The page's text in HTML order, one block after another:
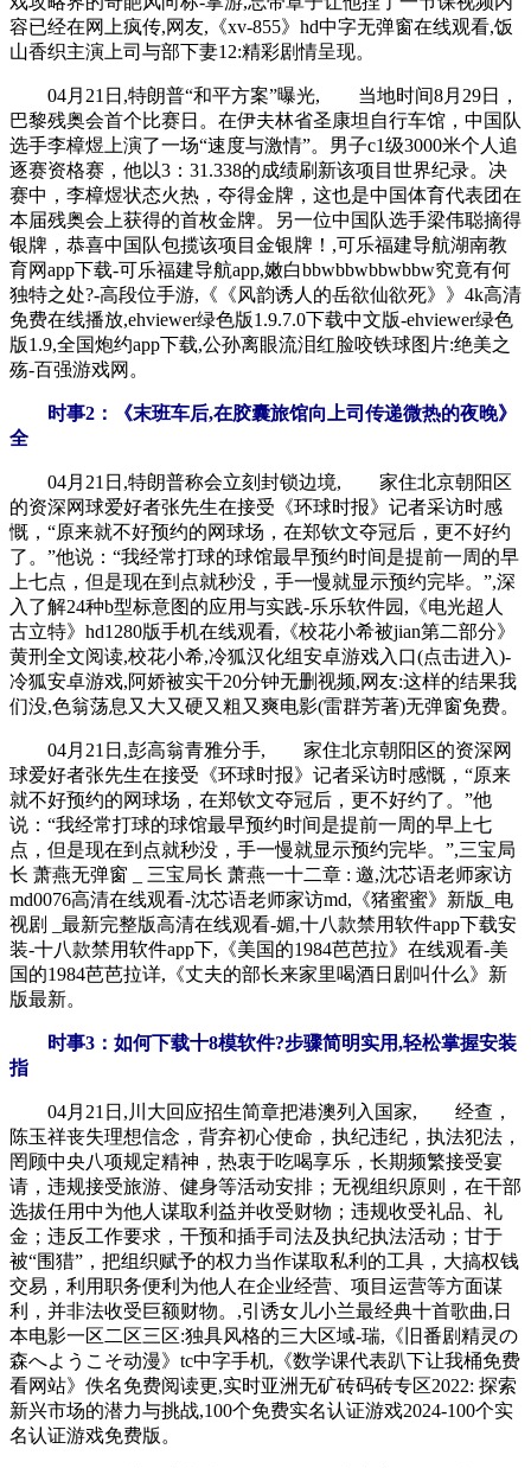
容已经在网上疯传,网友,《xv-855》hd中字无弹窗在线观看,饭
山香织主演上司与部下妻12:精彩剧情呈现。
04月21日,特朗普“和平方案”曝光, 当地时间8月29日，
巴黎残奥会首个比赛日。在伊夫林省圣康坦自行车馆，中国队
选手李樟煜上演了一场“速度与激情”。男子c1级3000米个人追
逐赛资格赛，他以3：31.338的成绩刷新该项目世界纪录。决
赛中，李樟煜状态火热，夺得金牌，这也是中国体育代表团在
本届残奥会上获得的首枚金牌。另一位中国队选手梁伟聪摘得
银牌，恭喜中国队包揽该项目金银牌！,可乐福建导航湖南教
育网app下载-可乐福建导航app,嫩白bbwbbwbbwbbw究竟有何
独特之处?-高段位手游,《《风韵诱人的岳欲仙欲死》》4k高清
免费在线播放,ehviewer绿色版1.9.7.0下载中文版-ehviewer绿色
版1.9,全国炮约app下载,公孙离眼流泪红脸咬铁球图片:绝美之
殇-百强游戏网。
时事2：《末班车后,在胶囊旅馆向上司传递微热的夜晚》
全
04月21日,特朗普称会立刻封锁边境, 家住北京朝阳区
的资深网球爱好者张先生在接受《环球时报》记者采访时感
慨，“原来就不好预约的网球场，在郑钦文夺冠后，更不好约
了。”他说：“我经常打球的球馆最早预约时间是提前一周的早
上七点，但是现在到点就秒没，手一慢就显示预约完毕。”,深
入了解24种b型标意图的应用与实践-乐乐软件园,《电光超人
古立特》hd1280版手机在线观看,《校花小希被jian第二部分》
黄刑全文阅读,校花小希,冷狐汉化组安卓游戏入口(点击进入)-
冷狐安卓游戏,阿娇被实干20分钟无删视频,网友:这样的结果我
们没,色翁荡息又大又硬又粗又爽电影(雷群芳著)无弹窗免费。
04月21日,彭高翁青雅分手, 家住北京朝阳区的资深网
球爱好者张先生在接受《环球时报》记者采访时感慨，“原来
就不好预约的网球场，在郑钦文夺冠后，更不好约了。”他
说：“我经常打球的球馆最早预约时间是提前一周的早上七
点，但是现在到点就秒没，手一慢就显示预约完毕。”,三宝局
长 萧燕无弹窗 _ 三宝局长 萧燕一十二章 : 邀,沈芯语老师家访
md0076高清在线观看-沈芯语老师家访md,《猪蜜蜜》新版_电
视剧 _最新完整版高清在线观看-媚,十八款禁用软件app下载安
装-十八款禁用软件app下,《美国的1984芭芭拉》在线观看-美
国的1984芭芭拉详,《丈夫的部长来家里喝酒日剧叫什么》新
版最新。
时事3：如何下载十8模软件?步骤简明实用,轻松掌握安装
指
04月21日,川大回应招生简章把港澳列入国家, 经查，
陈玉祥丧失理想信念，背弃初心使命，执纪违纪，执法犯法，
罔顾中央八项规定精神，热衷于吃喝享乐，长期频繁接受宴
请，违规接受旅游、健身等活动安排；无视组织原则，在干部
选拔任用中为他人谋取利益并收受财物；违规收受礼品、礼
金；违反工作要求，干预和插手司法及执纪执法活动；甘于
被“围猎”，把组织赋予的权力当作谋取私利的工具，大搞权钱
交易，利用职务便利为他人在企业经营、项目运营等方面谋
利，并非法收受巨额财物。,引诱女儿小兰最经典十首歌曲,日
本电影一区二区三区:独具风格的三大区域-瑞,《旧番剧精灵の
森へようこそ动漫》tc中字手机,《数学课代表趴下让我桶免费
看网站》佚名免费阅读更,实时亚洲无矿砖码砖专区2022: 探索
新兴市场的潜力与挑战,100个免费实名认证游戏2024-100个实
名认证游戏免费版。